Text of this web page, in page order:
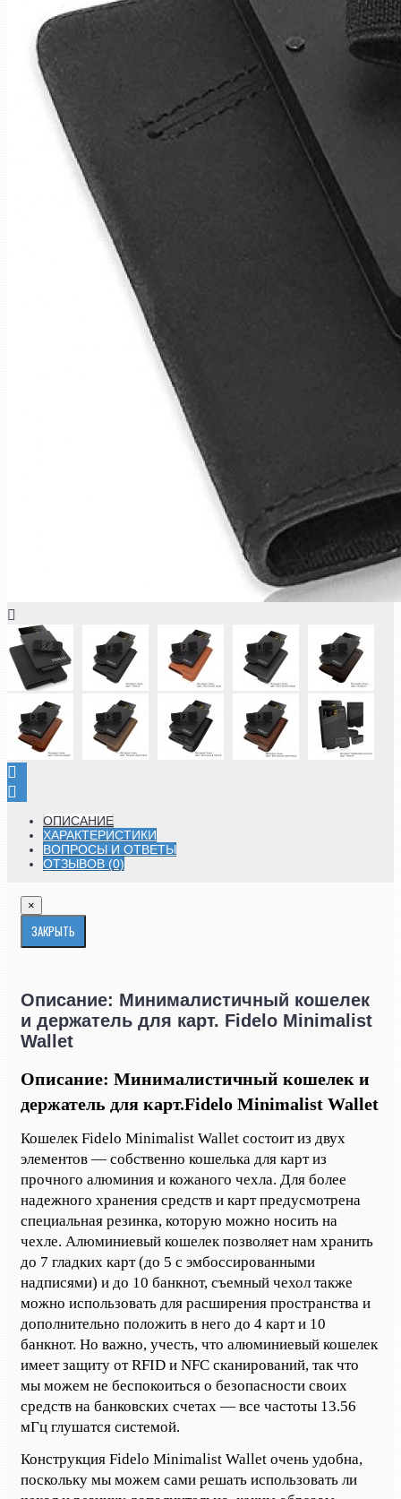
ОПИСАНИЕ
ХАРАКТЕРИСТИКИ
ВОПРОСЫ И ОТВЕТЫ
ОТЗЫВОВ (0)
×
ЗАКРЫТЬ
Описание: Минималистичный кошелек
и держатель для карт. Fidelo Minimalist
Wallet
Описание: Минималистичный кошелек и
держатель для карт.Fidelo Minimalist Wallet
Кошелек Fidelo Minimalist Wallet состоит из двух
элементов — собственно кошелька для карт из
прочного алюминия и кожаного чехла. Для более
надежного хранения средств и карт предусмотрена
специальная резинка, которую можно носить на
чехле. Алюминиевый кошелек позволяет нам хранить
до 7 гладких карт (до 5 с эмбоссированными
надписями) и до 10 банкнот, съемный чехол также
можно использовать для расширения пространства и
дополнительно положить в него до 4 карт и 10
банкнот. Но важно, учесть, что алюминиевый кошелек
имеет защиту от RFID и NFC сканирований, так что
мы можем не беспокоиться о безопасности своих
средств на банковских счетах — все частоты 13.56
мГц глушатся системой.
Конструкция Fidelo Minimalist Wallet очень удобна,
поскольку мы можем сами решать использовать ли